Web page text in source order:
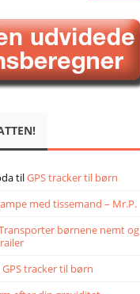
tilGPS tracker til børn
med tissemand – Mr.P.
børnene nemt og
GPS tracker til børn